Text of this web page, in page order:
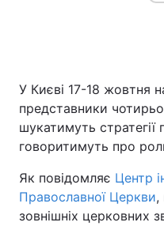
У Києві 17-18 жовтня
представники
шукатимуть
говоритимуть про
Як повідомляє Центр
Православної Церкви,
зовнішніх церковних